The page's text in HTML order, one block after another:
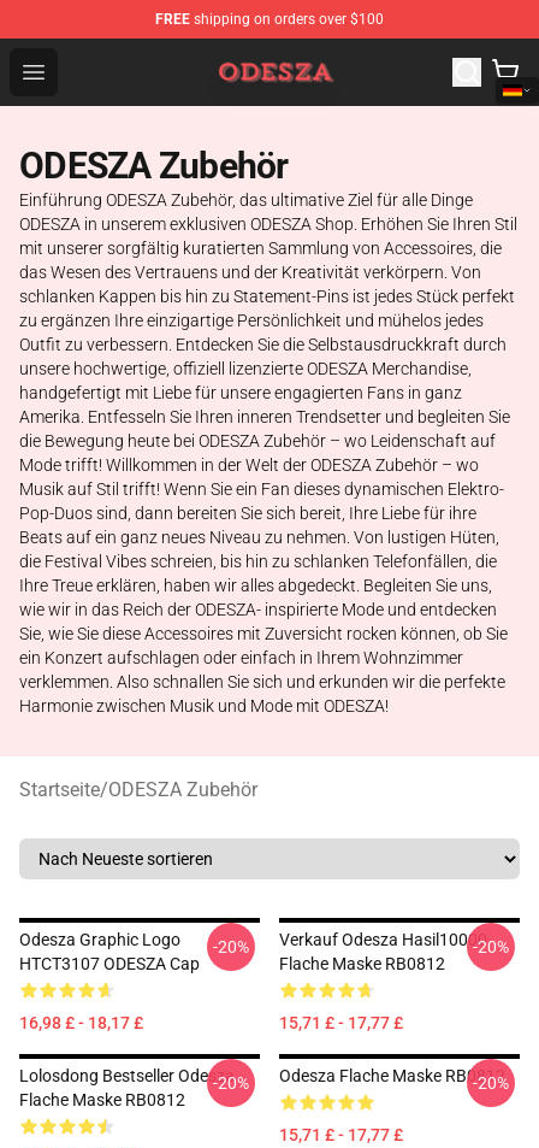
FREE shipping on orders over $100
Open menu
ODESZA Shop - Official ODESZA Merchandise Store
ODESZA Zubehör
Einführung ODESZA Zubehör, das ultimative Ziel für alle Dinge
ODESZA in unserem exklusiven ODESZA Shop. Erhöhen Sie Ihren Stil
mit unserer sorgfältig kuratierten Sammlung von Accessoires, die
das Wesen des Vertrauens und der Kreativität verkörpern. Von
schlanken Kappen bis hin zu Statement-Pins ist jedes Stück perfekt
zu ergänzen Ihre einzigartige Persönlichkeit und mühelos jedes
Outfit zu verbessern. Entdecken Sie die Selbstausdruckkraft durch
unsere hochwertige, offiziell lizenzierte ODESZA Merchandise,
handgefertigt mit Liebe für unsere engagierten Fans in ganz
Amerika. Entfesseln Sie Ihren inneren Trendsetter und begleiten Sie
die Bewegung heute bei ODESZA Zubehör – wo Leidenschaft auf
Mode trifft! Willkommen in der Welt der ODESZA Zubehör – wo
Musik auf Stil trifft! Wenn Sie ein Fan dieses dynamischen Elektro-
Pop-Duos sind, dann bereiten Sie sich bereit, Ihre Liebe für ihre
Beats auf ein ganz neues Niveau zu nehmen. Von lustigen Hüten,
die Festival Vibes schreien, bis hin zu schlanken Telefonfällen, die
Ihre Treue erklären, haben wir alles abgedeckt. Begleiten Sie uns,
wie wir in das Reich der ODESZA- inspirierte Mode und entdecken
Sie, wie Sie diese Accessoires mit Zuversicht rocken können, ob Sie
ein Konzert aufschlagen oder einfach in Ihrem Wohnzimmer
verklemmen. Also schnallen Sie sich und erkunden wir die perfekte
Harmonie zwischen Musik und Mode mit ODESZA!
Startseite/ODESZA Zubehör
Odesza Graphic Logo
HTCT3107 ODESZA Cap
16,98 £ - 18,17 £
-20%
Verkauf Odesza Hasil10000
Flache Maske RB0812
15,71 £ - 17,77 £
-20%
Lolosdong Bestseller Odesza
Flache Maske RB0812
-20% Odesza Flache Maske RB0812
15,71 £ - 17,77 £
-20%